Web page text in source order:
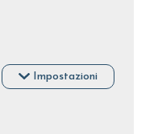
Impostazioni